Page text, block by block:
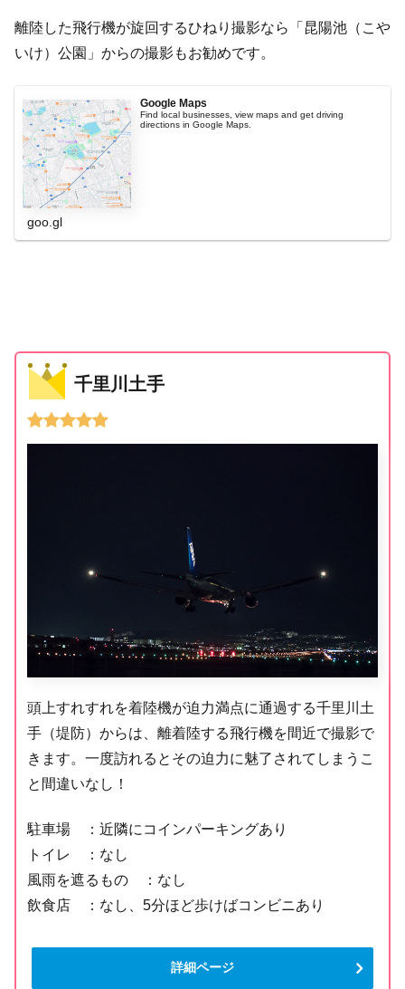
離陸した飛行機が旋回するひねり撮影なら「昆陽池（こや
いけ）公園」からの撮影もお勧めです。
Google Maps
Find local businesses, view maps and get driving
directions in Google Maps.
goo.gl
千里川土手
頭上すれすれを着陸機が迫力満点に通過する千里川土
手（堤防）からは、離着陸する飛行機を間近で撮影で
きます。一度訪れるとその迫力に魅了されてしまうこ
と間違いなし！
駐車場 ：近隣にコインパーキングあり
トイレ ：なし
風雨を遮るもの ：なし
飲食店 ：なし、5分ほど歩けばコンビニあり
詳細ページ